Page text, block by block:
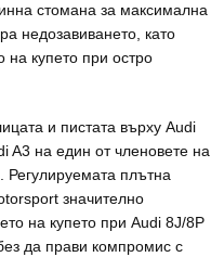
стомана за максимална
недозавиването, като
купето при остро
и пистата върху Audi
A3 на един от членовете на
Регулируемата плътна
значително
на купето при Audi 8J/8P
да прави компромис с